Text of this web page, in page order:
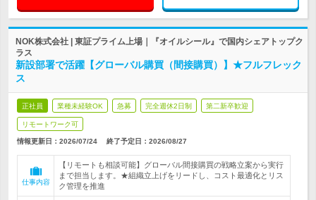
NOK株式会社 | 東証プライム上場｜『オイルシール』で国内シェアトップク
ラス
新設部署で活躍【グローバル購買（間接購買）】★フルフレック
ス
正社員 業種未経験OK 急募 完全週休2日制 第二新卒歓迎
リモートワーク可
情報更新日：2026/07/24 終了予定日： 2026/08/27
仕事内容
【リモートも相談可能】グローバル間接購買の戦略立案から実行
まで担当します。★組織立上げをリードし、コスト最適化とリス
ク管理を推進